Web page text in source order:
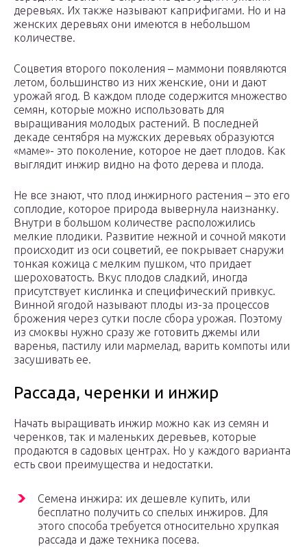
деревьях. Их также называют каприфигами. Но и на
женских деревьях они имеются в небольшом
количестве.
Соцветия второго поколения – маммони появляются
летом, большинство из них женские, они и дают
урожай ягод. В каждом плоде содержится множество
семян, которые можно использовать для
выращивания молодых растений. В последней
декаде сентября на мужских деревьях образуются
«маме»- это поколение, которое не дает плодов. Как
выглядит инжир видно на фото дерева и плода.
Не все знают, что плод инжирного растения – это его
соплодие, которое природа вывернула наизнанку.
Внутри в большом количестве расположились
мелкие плодики. Развитие нежной и сочной мякоти
происходит из оси соцветий, ее покрывает снаружи
тонкая кожица с мелким пушком, что придает
шероховатость. Вкус плодов сладкий, иногда
присутствует кислинка и специфический привкус.
Винной ягодой называют плоды из-за процессов
брожения через сутки после сбора урожая. Поэтому
из смоквы нужно сразу же готовить джемы или
варенья, пастилу или мармелад, варить компоты или
засушивать ее.
Рассада, черенки и инжир
Начать выращивать инжир можно как из семян и
черенков, так и маленьких деревьев, которые
продаются в садовых центрах. Но у каждого варианта
есть свои преимущества и недостатки.
Семена инжира: их дешевле купить, или
бесплатно получить со спелых инжиров. Для
этого способа требуется относительно хрупкая
рассада и даже техника посева.